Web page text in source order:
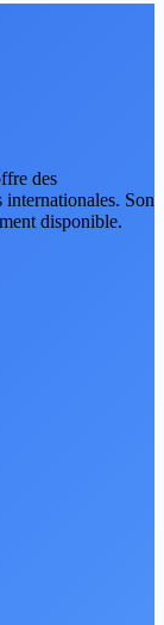
des
Son
disponible.